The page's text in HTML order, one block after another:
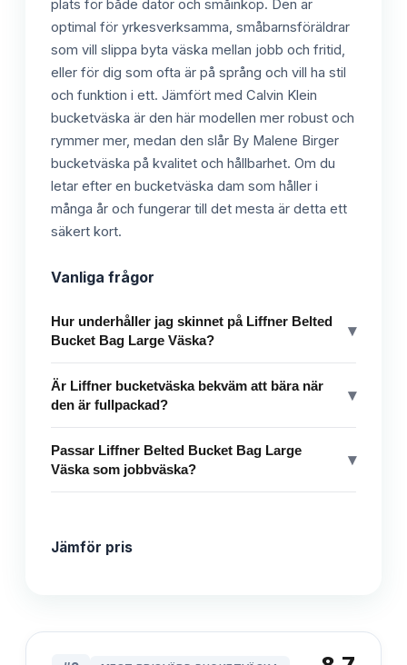
plats för både dator och småinköp. Den är
optimal för yrkesverksamma, småbarnsföräldrar
som vill slippa byta väska mellan jobb och fritid,
eller för dig som ofta är på språng och vill ha stil
och funktion i ett. Jämfört med Calvin Klein
bucketväska är den här modellen mer robust och
rymmer mer, medan den slår By Malene Birger
bucketväska på kvalitet och hållbarhet. Om du
letar efter en bucketväska dam som håller i
många år och fungerar till det mesta är detta ett
säkert kort.
Vanliga frågor
Hur underhåller jag skinnet på Liffner Belted
Bucket Bag Large Väska?
▾
Är Liffner bucketväska bekväm att bära när
den är fullpackad?
▾
Passar Liffner Belted Bucket Bag Large
Väska som jobbväska?
▾
Jämför pris